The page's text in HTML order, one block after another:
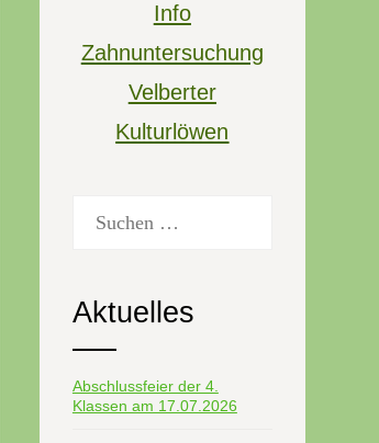
Info
Zahnuntersuchung
Velberter
Kulturlöwen
nach:
Aktuelles
Abschlussfeier der 4.
Klassen am 17.07.2026